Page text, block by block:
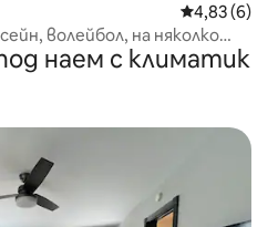
Средна
4,83 (6)
волейбол, на няколко
наем с климатик